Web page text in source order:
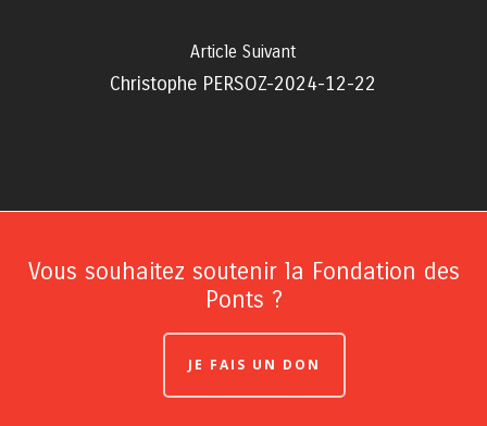
Article Suivant
Christophe PERSOZ-2024-12-22
Vous souhaitez soutenir la Fondation des
Ponts ?
JE FAIS UN DON